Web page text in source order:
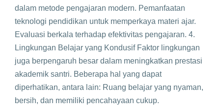
dalam metode pengajaran modern. Pemanfaatan
teknologi pendidikan untuk memperkaya materi ajar.
Evaluasi berkala terhadap efektivitas pengajaran. 4.
Lingkungan Belajar yang Kondusif Faktor lingkungan
juga berpengaruh besar dalam meningkatkan prestasi
akademik santri. Beberapa hal yang dapat
diperhatikan, antara lain: Ruang belajar yang nyaman,
bersih, dan memiliki pencahayaan cukup.